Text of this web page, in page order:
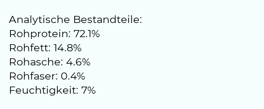
Analytische Bestandteile:
Rohprotein: 72.1%
Rohfett: 14.8%
Rohasche: 4.6%
Rohfaser: 0.4%
Feuchtigkeit: 7%